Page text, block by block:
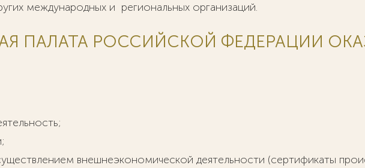
международных и региональных организаций.
ПАЛАТА РОССИЙСКОЙ ФЕДЕРАЦИИ
внешнеэкономической деятельности (сертификаты